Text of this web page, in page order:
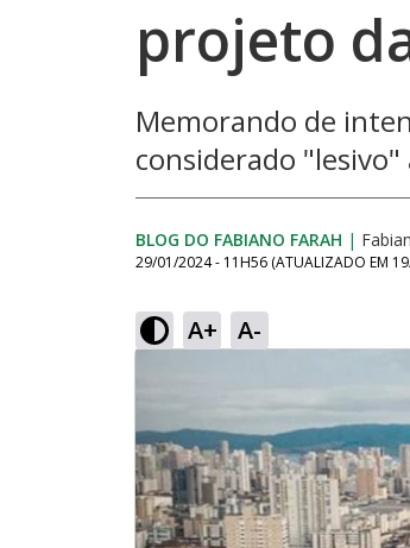
projeto
Memorando de
considerado
BLOG DO FABIANO FARAH |
29/01/2024 - 11H56 (ATUALIZADO EM
A+ A-